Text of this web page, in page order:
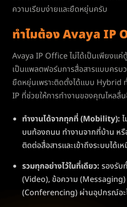
ความเรียบง่ายและยืดหยุ่นครับ
ทำไมต้องAvaya IP
Avaya IP Office ไม่ได้เป็นเพียงแค่
เป็นแพลตฟอร์มการสื่อสารแบบครบ
ยืดหยุ่นเพราะติดตั้งได้แบบ Hybrid
IP ที่ช่วยให้การทำงานของคุณไหลลื่
ทำงานได้จากทุกที่ (Mobility):
บนท้องถนน ทำงานจากที่บ้าน หรื
ติดต่อสื่อสารและเข้าถึงระบบได้
รวมทุกอย่างไว้ในที่เดียว: รองรับ
(Video), ข้อความ (Messaging)
(Conferencing) ผ่านอุปกรณ์อะ